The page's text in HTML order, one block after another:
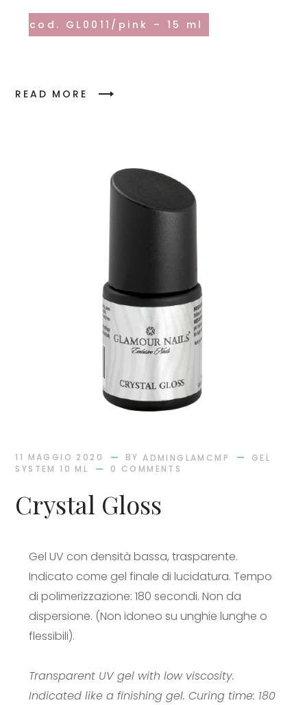
cod. GL0011/pink – 15 ml
READ MORE
11 MAGGIO 2020 BY ADMINGLAMCMP
GEL
SYSTEM 10 ML
0 COMMENTS
Crystal Gloss
Gel UV con densità bassa, trasparente.
Indicato come gel finale di lucidatura. Tempo
di polimerizzazione: 180 secondi. Non da
dispersione. (Non idoneo su unghie lunghe o
flessibili).
Transparent UV gel with low viscosity.
Indicated like a finishing gel. Curing time: 180